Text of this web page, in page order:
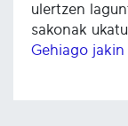
ulertzen
sakonak
Gehiago jakin